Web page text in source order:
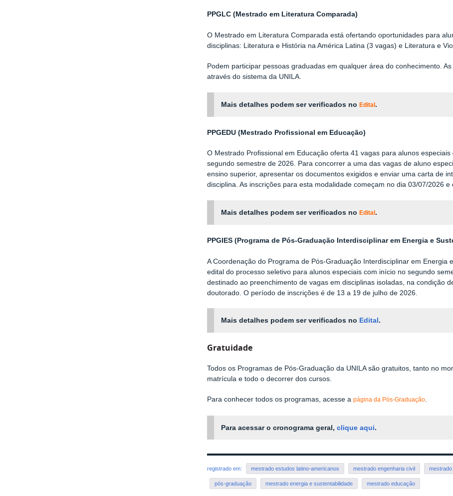
PPGLC (Mestrado em Literatura Comparada)
O Mestrado em Literatura Comparada está ofertando oportunidades para
disciplinas: Literatura e História na América Latina(3 vagas) e Literatura e
Podem participar pessoas graduadas em qualquer área do conhecimento.
através do sistema da UNILA.
Mais detalhes podem ser verificados no Edital.
PPGEDU (Mestrado Profissional em Educação)
O Mestrado Profissional em Educação oferta 41 vagas para alunos especiais
segundo semestre de 2026. Para concorrer a uma das vagas dealuno
ensino superior, apresentar os documentos exigidos e enviar uma carta de
disciplina. As inscrições para esta modalidade começam no dia03/07/2026 e
Mais detalhes podem ser verificados no Edital.
PPGIES (Programa de Pós-Graduação Interdisciplinar em Energia e
A Coordenação do Programa de Pós-Graduação Interdisciplinar em Energia
edital do processo seletivo para alunos especiais com início no segundo
destinado ao preenchimento de vagas em disciplinas isoladas, na condição
doutorado. O período de inscrições é de 13 a 19 de julho de 2026.
Mais detalhes podem ser verificados no Edital .
Gratuidade
Todos os Programas de Pós-Graduação da UNILA são gratuitos, tanto no
matrícula e todo o decorrer dos cursos.
Para conhecer todos os programas, acesse apágina da Pós-Graduação.
Para acessar o cronograma geral, clique aqui.
registrado em: mestrado estudos latino-americanos mestrado engenharia civil
pós-graduação mestrado energia e sustentabilidade mestrado educação